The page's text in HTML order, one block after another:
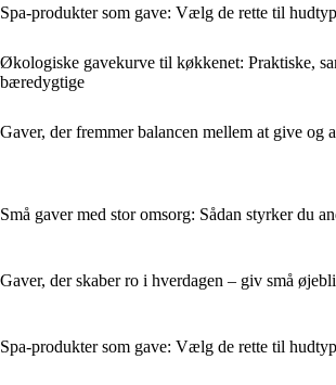
Spa-produkter som gave: Vælg de rette til
Økologiske gavekurve til køkkenet: Praktiske,
bæredygtige
Gaver, der fremmer balancen mellem at give og
Små gaver med stor omsorg: Sådan styrker du
Gaver, der skaber ro i hverdagen – giv små
Spa-produkter som gave: Vælg de rette til